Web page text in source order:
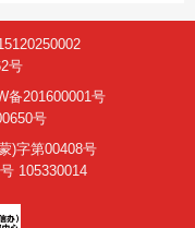
号
备201600001号
号
)字第00408号
105330014